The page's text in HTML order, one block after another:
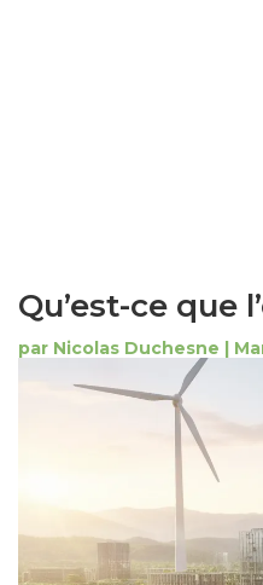
Qu’est-ce que
par Nicolas Duchesne